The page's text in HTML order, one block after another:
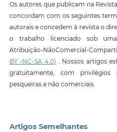
Os autores que publicam na
concordam com os seguintes
autorais e concedem à revista o
o trabalho licenciado sob
Atribuição-NãoComercial-
BY -NC-SA 4.0) . Nossos artigos
gratuitamente, com privilégios
pesqueiras e não comerciais.
Artigos Semelhantes